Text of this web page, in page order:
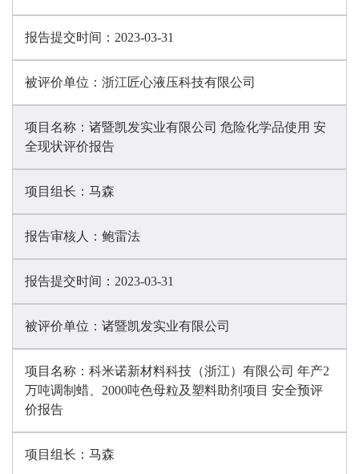
报告提交时间： 2023-03-31
被评价单位： 浙江匠心液压科技有限公司
项目名称： 诸暨凯发实业有限公司 危险化学品使用 安
全现状评价报告
项目组长： 马森
报告审核人： 鲍雷法
报告提交时间： 2023-03-31
被评价单位： 诸暨凯发实业有限公司
项目名称： 科米诺新材料科技（浙江）有限公司 年产2
万吨调制蜡、2000吨色母粒及塑料助剂项目 安全预评
价报告
项目组长： 马森